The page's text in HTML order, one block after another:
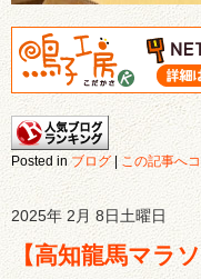
Posted inブログ| この記事へ
2025年 2月 8日土曜日
【高知龍馬マラ